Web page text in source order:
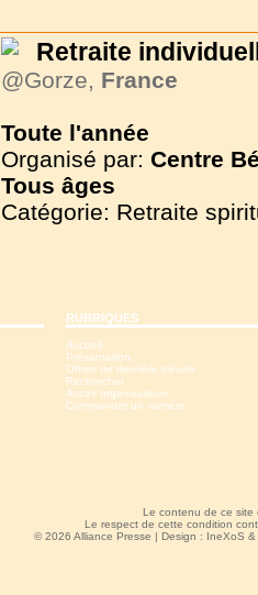
Retraite
@Gorze, France
Toute l'année
Organisé par: Centre
Tous âges
Catégorie: Retraite
RUBRIQUES
Accueil
Présentation
Offres de dernière minute
Rechercher
Accès organisateurs
Commander un numéro
Le contenu de ce site
Le respect de cette condition
© 2026 Alliance Presse | Design : IneXoS &